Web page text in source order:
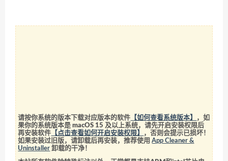
请按你系统的版本下载对应版本的软件 【如何查看系统版本】
，如
果你的系统版本是 macOS 15 及以上系统，请先开启安装权限后
再安装软件 【点击查看如何开启安装权限】
，否则会提示已损坏！
如果安装过旧版，请卸载后再安装，推荐使用App Cleaner &
Uninstaller 卸载的干净！